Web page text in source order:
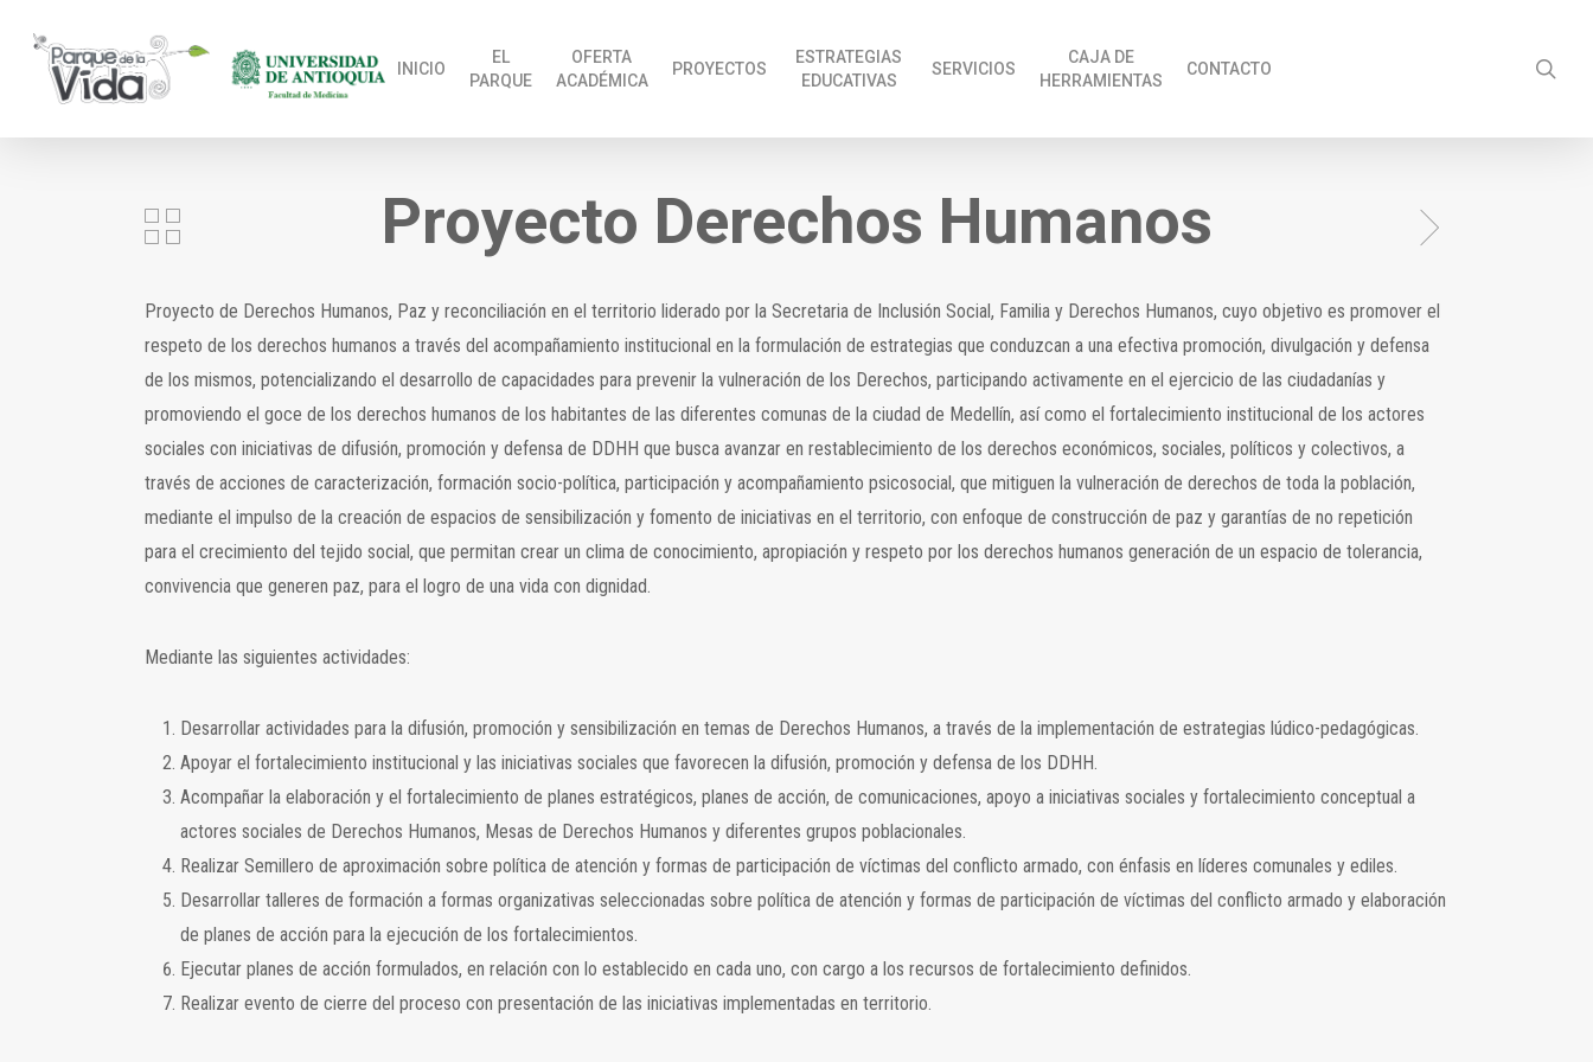
INICIO
EL
PARQUE
OFERTA
ACADÉMICA
PROYECTOS
ESTRATEGIAS
EDUCATIVAS
SERVICIOS
CAJA DE
HERRAMIENTAS
CONTACTO
Proyecto Derechos Humanos
Proyecto de Derechos Humanos, Paz y reconciliación en el territorio liderado por la Secretaria de Inclusión Social, Familia y Derechos Humanos, cuyo objetivo es promover el
respeto de los derechos humanos a través del acompañamiento institucional en la formulación de estrategias que conduzcan a una efectiva promoción, divulgación y defensa
de los mismos, potencializando el desarrollo de capacidades para prevenir la vulneración de los Derechos, participando activamente en el ejercicio de las ciudadanías y
promoviendo el goce de los derechos humanos de los habitantes de las diferentes comunas de la ciudad de Medellín, así como el fortalecimiento institucional de los actores
sociales con iniciativas de difusión, promoción y defensa de DDHH que busca avanzar en restablecimiento de los derechos económicos, sociales, políticos y colectivos, a
través de acciones de caracterización, formación socio-política, participación y acompañamiento psicosocial, que mitiguen la vulneración de derechos de toda la población,
mediante el impulso de la creación de espacios de sensibilización y fomento de iniciativas en el territorio, con enfoque de construcción de paz y garantías de no repetición
para el crecimiento del tejido social, que permitan crear un clima de conocimiento, apropiación y respeto por los derechos humanos generación de un espacio de tolerancia,
convivencia que generen paz, para el logro de una vida con dignidad.
Mediante las siguientes actividades:
Desarrollar actividades para la difusión, promoción y sensibilización en temas de Derechos Humanos, a través de la implementación de estrategias lúdico-pedagógicas.
Apoyar el fortalecimiento institucional y las iniciativas sociales que favorecen la difusión, promoción y defensa de los DDHH.
Acompañar la elaboración y el fortalecimiento de planes estratégicos, planes de acción, de comunicaciones, apoyo a iniciativas sociales y fortalecimiento conceptual a
actores sociales de Derechos Humanos, Mesas de Derechos Humanos y diferentes grupos poblacionales.
Realizar Semillero de aproximación sobre política de atención y formas de participación de víctimas del conflicto armado, con énfasis en líderes comunales y ediles.
Desarrollar talleres de formación a formas organizativas seleccionadas sobre política de atención y formas de participación de víctimas del conflicto armado y elaboración
de planes de acción para la ejecución de los fortalecimientos.
Ejecutar planes de acción formulados, en relación con lo establecido en cada uno, con cargo a los recursos de fortalecimiento definidos.
Realizar evento de cierre del proceso con presentación de las iniciativas implementadas en territorio.